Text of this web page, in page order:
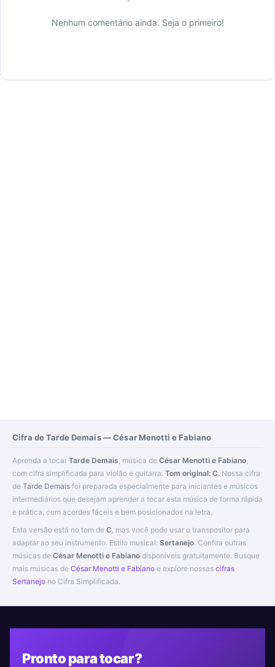
Nenhum comentário ainda. Seja o primeiro!
Cifra de Tarde Demais — César Menotti e Fabiano
Aprenda a tocar Tarde Demais , música de César Menotti e Fabiano
com cifra simplificada para violão e guitarra. Tom original: C.
de Tarde Demais foi preparada especialmente para iniciantes e músicos
intermediários que desejam aprender a tocar esta música de forma rápida
e prática, com acordes fáceis e bem posicionados na letra.
Esta versão está no tom de C , mas você pode usar o transpositor para
adaptar ao seu instrumento. Estilo musical: Sertanejo. Confira outras
músicas de César Menotti e Fabiano disponíveis gratuitamente. Busque
mais músicas de César Menotti e Fabiano e explore nossas cifras
Sertanejo no Cifra Simplificada.
Pronto para tocar?